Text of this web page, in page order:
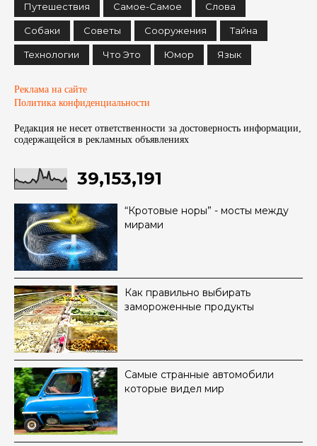
Путешествия Самое-Самое Слова
Собаки Советы Сооружения Тайна
Технологии Что Это Юмор Язык
Реклама на сайте
Политика конфиденциальности
Редакция не несет ответственности за достоверность информации,
содержащейся в рекламных объявленияx
39,153,191
“Кротовые норы” - мосты между
мирами
Как правильно выбирать
замороженные продукты
Самые странные автомобили
которые видел мир